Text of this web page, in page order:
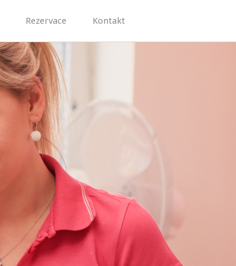
Rezervace Kontakt